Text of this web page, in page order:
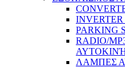
PARKING
RADIO/
ΛΑΜΠΕΣ